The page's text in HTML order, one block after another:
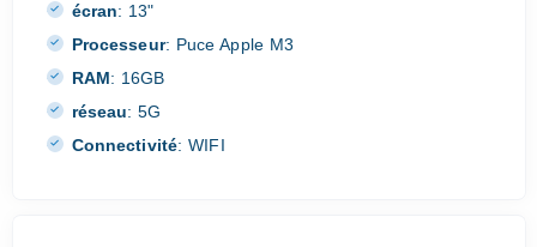
écran: 13"
Processeur: Puce Apple M3
RAM: 16GB
réseau: 5G
Connectivité: WIFI